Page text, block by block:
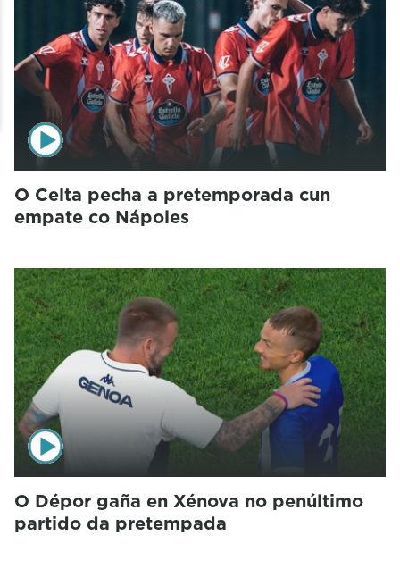
O Celta pecha a pretemporada cun
empate co Nápoles
O Dépor gaña en Xénova no penúltimo
partido da pretempada